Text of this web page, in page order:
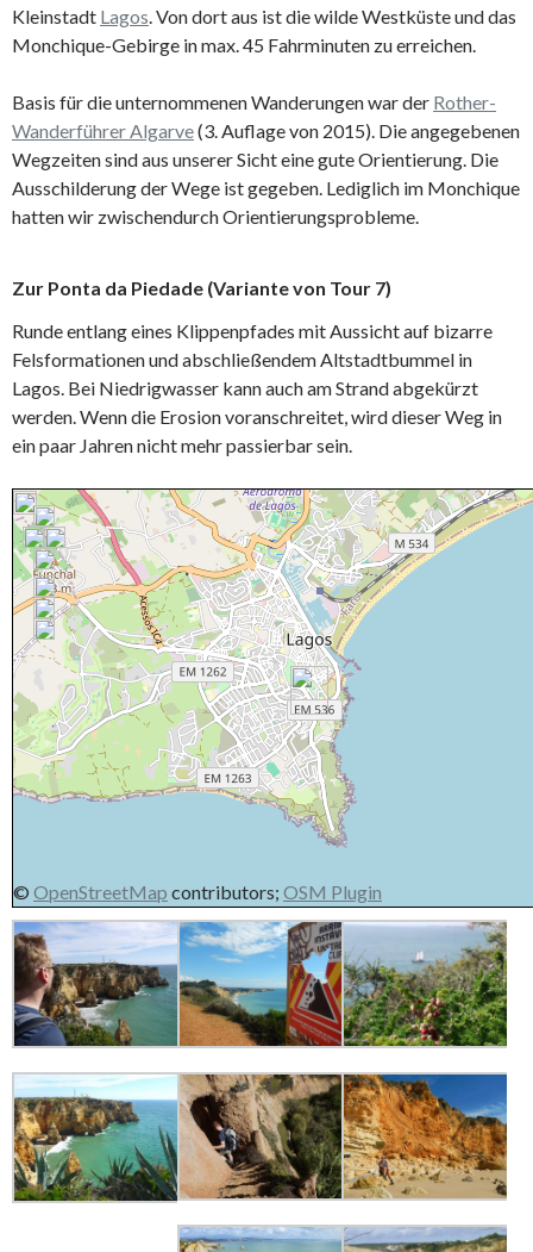
Kleinstadt Lagos. Von dort aus ist die wilde Westküste und das
Monchique-Gebirge in max. 45 Fahrminuten zu erreichen.
Basis für die unternommenen Wanderungen war der Rother-
Wanderführer Algarve(3. Auflage von 2015). Die angegebenen
Wegzeiten sind aus unserer Sicht eine gute Orientierung. Die
Ausschilderung der Wege ist gegeben. Lediglich im Monchique
hatten wir zwischendurch Orientierungsprobleme.
Zur Ponta da Piedade (Variante von Tour 7)
Runde entlang eines Klippenpfades mit Aussicht auf bizarre
Felsformationen und abschließendem Altstadtbummel in
Lagos. Bei Niedrigwasser kann auch am Strand abgekürzt
werden. Wenn die Erosion voranschreitet, wird dieser Weg in
ein paar Jahren nicht mehr passierbar sein.
© OpenStreetMap contributors; OSM Plugin